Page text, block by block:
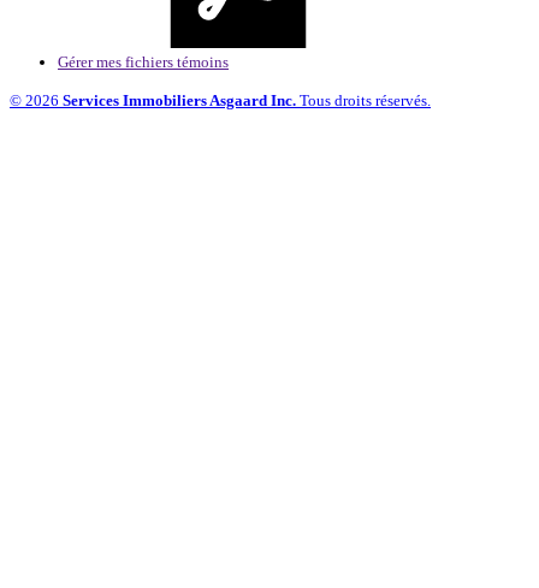
Gérer mes fichiers témoins
© 2026 Services Immobiliers Asgaard Inc. Tous droits réservés.